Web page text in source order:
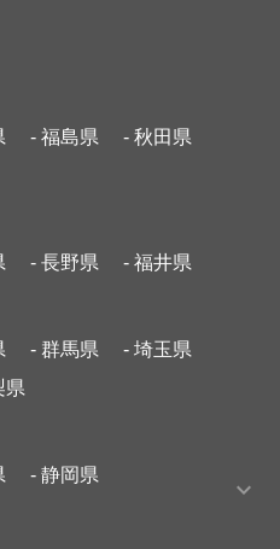
- 福島県
- 秋田県
- 長野県 - 福井県
- 群馬県
- 埼玉県
県
- 静岡県